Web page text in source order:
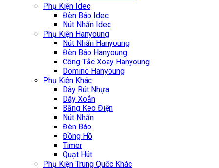
Phụ Kiện Idec
Đèn Báo Idec
Nút Nhấn Idec
Phụ Kiện Hanyoung
Nút Nhấn Hanyoung
Đèn Báo Hanyoung
Công Tắc Xoay Hanyoung
Domino Hanyoung
Phụ Kiện Khác
Dây Rút Nhựa
Dây Xoắn
Băng Keo Điện
Nút Nhấn
Đèn Báo
Đồng Hồ
Timer
Quạt Hút
Phụ Kiện Trung Quốc Khác